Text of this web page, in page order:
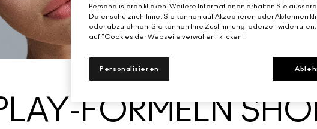
JETZT SHOPPEN
FORMELN
Personalisieren klicken. Weitere Informationen erhalten Sie
Datenschutzrichtlinie. Sie können auf Akzeptieren oder Ablehnen
oder abzulehnen. Sie können Ihre Zustimmung jederzeit
auf "Cookies der Webseite verwalten" klicken.
Personalisieren